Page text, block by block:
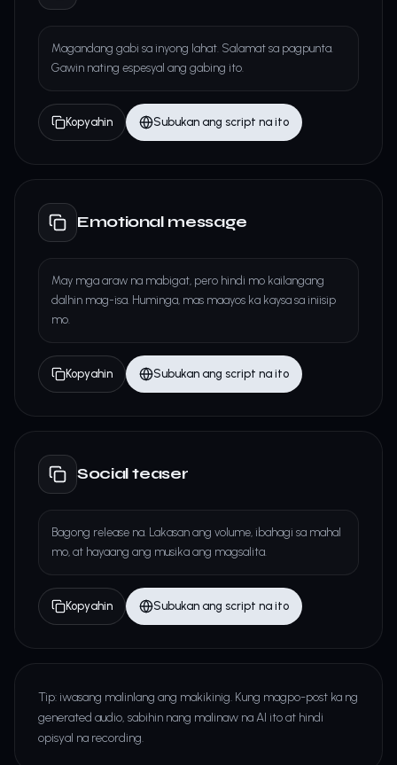
Magandang gabi sa inyong lahat. Salamat sa pagpunta.
Gawin nating espesyal ang gabing ito.
Kopyahin Subukan ang script na ito
Emotional message
May mga araw na mabigat, pero hindi mo kailangang
dalhin mag-isa. Huminga, mas maayos ka kaysa sa iniisip
mo.
Kopyahin Subukan ang script na ito
Social teaser
Bagong release na. Lakasan ang volume, ibahagi sa mahal
mo, at hayaang ang musika ang magsalita.
Kopyahin Subukan ang script na ito
Tip: iwasang malinlang ang makikinig. Kung magpo-post ka ng
generated audio, sabihin nang malinaw na AI ito at hindi
opisyal na recording.